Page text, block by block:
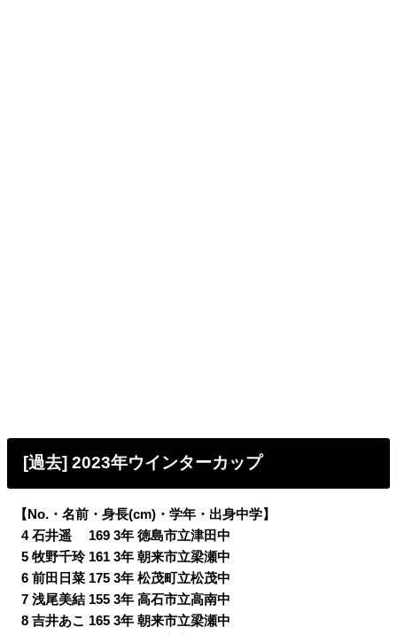
[過去] 2023年ウインターカップ
【No.・名前・身長(cm)・学年・出身中学】
04 石井遥 169 3年 徳島市立津田中
05 牧野千玲 161 3年 朝来市立梁瀬中
06 前田日菜 175 3年 松茂町立松茂中
07 浅尾美結 155 3年 高石市立高南中
08 吉井あこ 165 3年 朝来市立梁瀬中